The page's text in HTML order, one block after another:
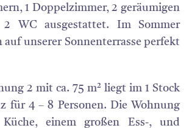
1 Doppelzimmer, 2 geräumigen
WC ausgestattet. Im Sommer
auf unserer Sonnenterrasse perfekt
2 mit ca. 75 m² liegt im 1 Stock
für 4 – 8 Personen. Die Wohnung
einem großen Ess-, und